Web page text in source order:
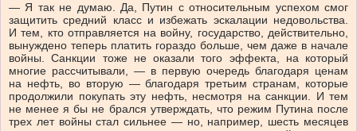
— Я так не думаю. Да, Путин с относительным успехом смог
защитить средний класс и избежать эскалации недовольства.
И тем, кто отправляется на войну, государство, действительно,
вынуждено теперь платить гораздо больше, чем даже в начале
войны. Санкции тоже не оказали того эффекта, на который
многие рассчитывали, — в первую очередь благодаря ценам
на нефть, во вторую — благодаря третьим странам, которые
продолжили покупать эту нефть, несмотря на санкции. И тем
не менее я бы не брался утверждать, что режим Путина после
трех лет войны стал сильнее — но, например, шесть месяцев